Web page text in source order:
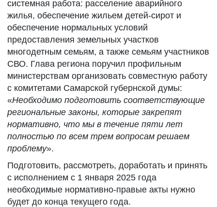
системная работа: расселение аварийного
жилья, обеспечение жильем детей-сирот и
обеспечение нормальных условий
предоставления земельных участков
многодетным семьям, а также семьям участников
СВО. Глава региона поручил профильным
министерствам организовать совместную работу
с комитетами Самарской губернской думы:
«Необходимо подготовить соответствующие
региональные законы, которые закрепят
нормативно, что мы в течение пяти лет
полностью по всем трем вопросам решаем
проблему».
Подготовить, рассмотреть, доработать и принять
с исполнением с 1 января 2025 года
необходимые нормативно-правые акты нужно
будет до конца текущего года.